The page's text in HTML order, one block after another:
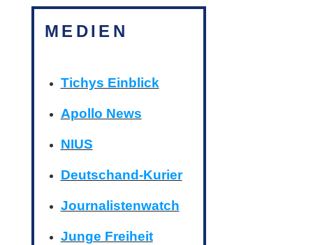
MEDIEN
Tichys Einblick
Apollo News
NIUS
Deutschand-Kurier
Journalistenwatch
Junge Freiheit